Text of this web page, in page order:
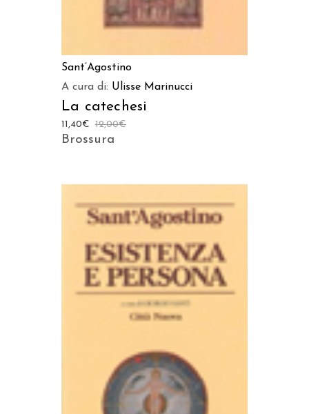
Sant’Agostino
A cura di: Ulisse Marinucci
La catechesi
12,00€
11,40€
Brossura